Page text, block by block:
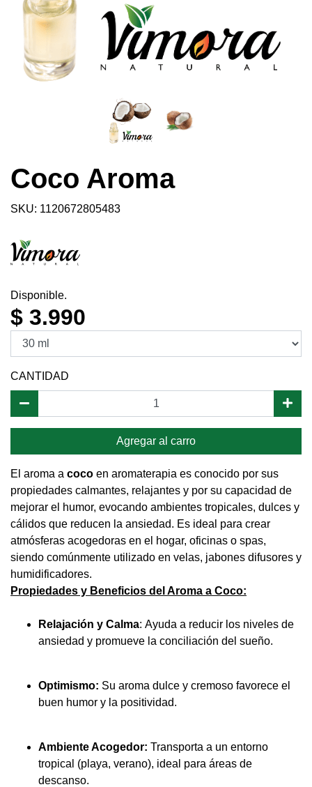
Coco Aroma
SKU: 1120672805483
Disponible.
$ 3.990
CANTIDAD
Agregar al carro
El aroma a coco en aromaterapia es conocido por sus
propiedades calmantes, relajantes y por su capacidad de
mejorar el humor, evocando ambientes tropicales, dulces y
cálidos que reducen la ansiedad. Es ideal para crear
atmósferas acogedoras en el hogar, oficinas o spas,
siendo comúnmente utilizado en velas, jabones difusores y
humidificadores.
Propiedades y Beneficios del Aroma a Coco:
Relajación y Calma: Ayuda a reducir los niveles de
ansiedad y promueve la conciliación del sueño.
Optimismo: Su aroma dulce y cremoso favorece el
buen humor y la positividad.
Ambiente Acogedor: Transporta a un entorno
tropical (playa, verano), ideal para áreas de
descanso.